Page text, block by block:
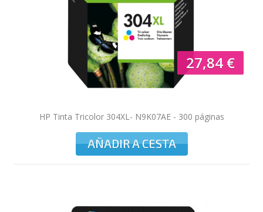
27,84 €
HP Tinta Tricolor 304XL- N9K07AE - 300 páginas
AÑADIR A CESTA